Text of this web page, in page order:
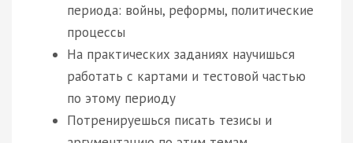
периода: войны, реформы, политические
процессы
На практических заданиях научишься
работать с картами и тестовой частью
по этому периоду
Потренируешься писать тезисы и